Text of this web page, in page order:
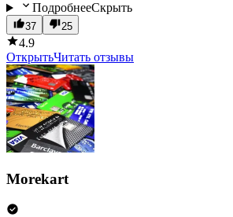
ПодробнееСкрыть
37 25
4.9
ОткрытьЧитать отзывы
Morekart